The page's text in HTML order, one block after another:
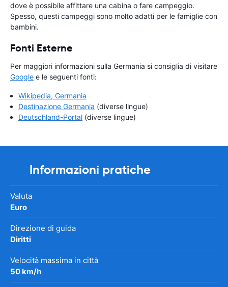
dove è possibile affittare una cabina o fare campeggio.
Spesso, questi campeggi sono molto adatti per le famiglie con
bambini.
Fonti Esterne
Per maggiori informazioni sulla Germania si consiglia di visitare
Google e le seguenti fonti:
Wikipedia, Germania
Destinazione Germania (diverse lingue)
Deutschland-Portal (diverse lingue)
Informazioni pratiche
Valuta
Euro
Direzione di guida
Diritti
Velocità massima in città
50 km/h